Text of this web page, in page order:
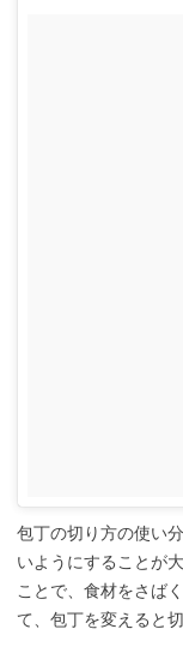
包丁の切り方の使い
いようにすることが
ことで、食材をさば
て、包丁を変えると